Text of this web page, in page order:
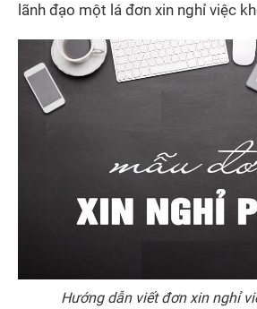
lãnh đạo một lá đơn xin nghỉ việc
Hướng dẫn viết đơn xin nghỉ